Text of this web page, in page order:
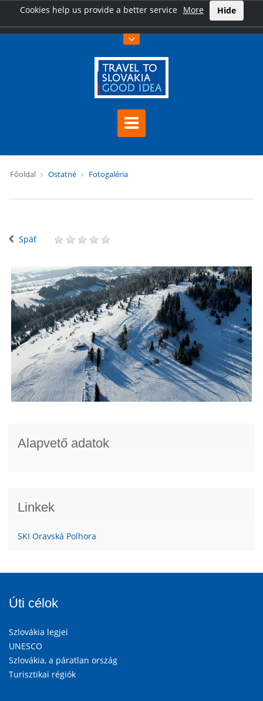
Cookies help us provide a better service More Hide
Főoldal Ostatné Fotogaléria
Späť
Alapvető adatok
Linkek
SKI Oravská Polhora
Úti célok
Szlovákia legjei
UNESCO
Szlovákia, a páratlan ország
Turisztikai régiók